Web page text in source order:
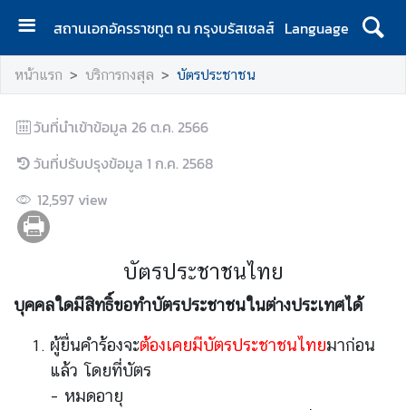
สถานเอกอัครราชทูต ณ กรุงบรัสเซลส์ Language
ห
น้
แ
ก
เ
กี่
บ
หน้าแรก บริการกงสุล บัตรประชาชน
วันที่นำเข้าข้อมูล 26 ต.ค. 2566
วันที่ปรับปรุงข้อมูล 1 ก.ค. 2568
12,597 view
บัตรประชาชนไทย
บุคคลใดมีสิทธิ์ขอทำบัตรประชาชนในต่างประเทศได้
ผู้ยื่นคำร้องจะต้องเคยมีบัตรประชาชนไทยมาก่อน
แล้ว โดยที่บัตร
– หมดอายุ